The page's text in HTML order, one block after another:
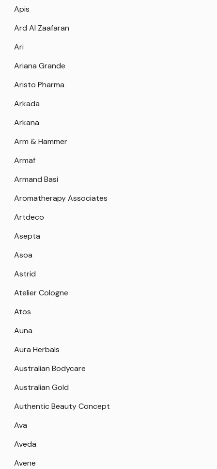
Apis
Ard Al Zaafaran
Ari
Ariana Grande
Aristo Pharma
Arkada
Arkana
Arm & Hammer
Armaf
Armand Basi
Aromatherapy Associates
Artdeco
Asepta
Asoa
Astrid
Atelier Cologne
Atos
Auna
Aura Herbals
Australian Bodycare
Australian Gold
Authentic Beauty Concept
Ava
Aveda
Avene